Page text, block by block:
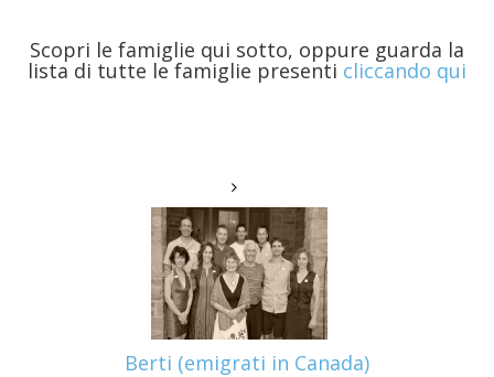
Scopri le famiglie qui sotto, oppure guarda la
lista di tutte le famiglie presenti cliccando qui
Berti (emigrati in Canada)